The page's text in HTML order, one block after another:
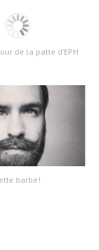
de la patte d’EPH
barbe!